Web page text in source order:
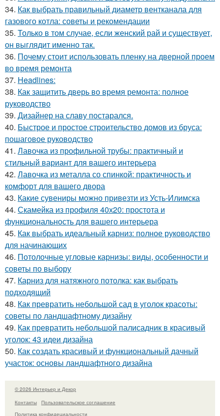
34. Как выбрать правильный диаметр вентканала для
газового котла: советы и рекомендации
35. Только в том случае, если женский рай и существует,
он выглядит именно так.
36. Почему стоит использовать пленку на дверной проем
во время ремонта
37. Headlines:
38. Как защитить дверь во время ремонта: полное
руководство
39. Дизайнер на славу постарался.
40. Быстрое и простое строительство домов из бруса:
пошаговое руководство
41. Лавочка из профильной трубы: практичный и
стильный вариант для вашего интерьера
42. Лавочка из металла со спинкой: практичность и
комфорт для вашего двора
43. Какие сувениры можно привезти из Усть-Илимска
44. Скамейка из профиля 40х20: простота и
функциональность для вашего интерьера
45. Как выбрать идеальный карниз: полное руководство
для начинающих
46. Потолочные угловые карнизы: виды, особенности и
советы по выбору
47. Карниз для натяжного потолка: как выбрать
подходящий
48. Как превратить небольшой сад в уголок красоты:
советы по ландшафтному дизайну
49. Как превратить небольшой палисадник в красивый
уголок: 43 идеи дизайна
50. Как создать красивый и функциональный дачный
участок: основы ландшафтного дизайна
© 2026 Интерьер и Декор
Контакты
Пользовательское соглашение
Политика конфидециальности